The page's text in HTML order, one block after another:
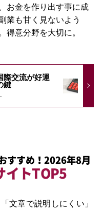
お金を作り出す事に成
業も甘く見ないよう
意分野を大切に。
際交流が好運
鍵
すすめ！2026年8月
イトTOP5
文章で説明しにくい」